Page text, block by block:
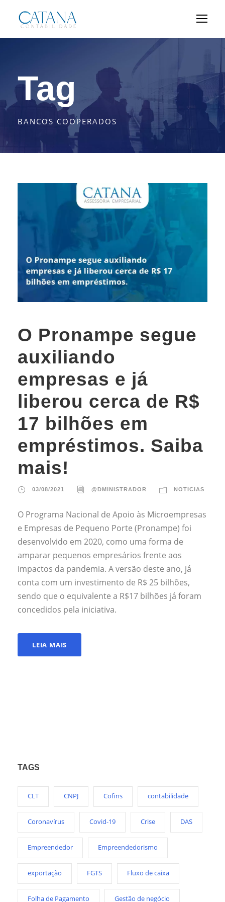
Tag
BANCOS COOPERADOS
O Pronampe segue
auxiliando
empresas e já
liberou cerca de R$
17 bilhões em
empréstimos. Saiba
mais!
03/08/2021 @DMINISTRADOR NOTICIAS
O Programa Nacional de Apoio às Microempresas
e Empresas de Pequeno Porte (Pronampe) foi
desenvolvido em 2020, como uma forma de
amparar pequenos empresários frente aos
impactos da pandemia. A versão deste ano, já
conta com um investimento de R$ 25 bilhões,
sendo que o equivalente a R$17 bilhões já foram
concedidos pela iniciativa.
LEIA MAIS
TAGS
CLT CNPJ Cofins contabilidade
Coronavírus Covid-19 Crise DAS
Empreendedor Empreendedorismo
exportação FGTS Fluxo de caixa
Folha de Pagamento Gestão de negócio